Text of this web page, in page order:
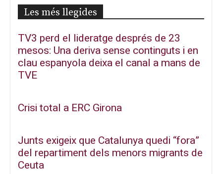
Les més llegides
TV3 perd el lideratge després de 23
mesos: Una deriva sense continguts i en
clau espanyola deixa el canal a mans de
TVE
Crisi total a ERC Girona
Junts exigeix que Catalunya quedi “fora”
del repartiment dels menors migrants de
Ceuta